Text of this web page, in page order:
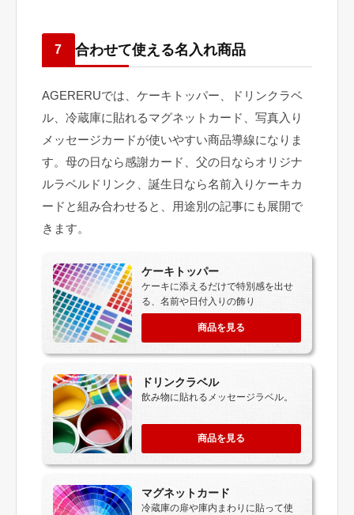
7 合わせて使える名入れ商品
AGERERUでは、ケーキトッパー、ドリンクラベ
ル、冷蔵庫に貼れるマグネットカード、写真入り
メッセージカードが使いやすい商品導線になりま
す。母の日なら感謝カード、父の日ならオリジナ
ルラベルドリンク、誕生日なら名前入りケーキカ
ードと組み合わせると、用途別の記事にも展開で
きます。
ケーキトッパー
ケーキに添えるだけで特別感を出せ
る、名前や日付入りの飾り
商品を見る
ドリンクラベル
飲み物に貼れるメッセージラベル。
商品を見る
マグネットカード
冷蔵庫の扉や庫内まわりに貼って使